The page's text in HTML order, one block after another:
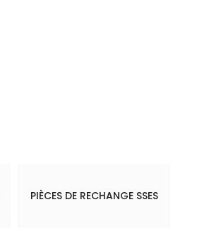
PIÈCES DE RECHANGE SSES